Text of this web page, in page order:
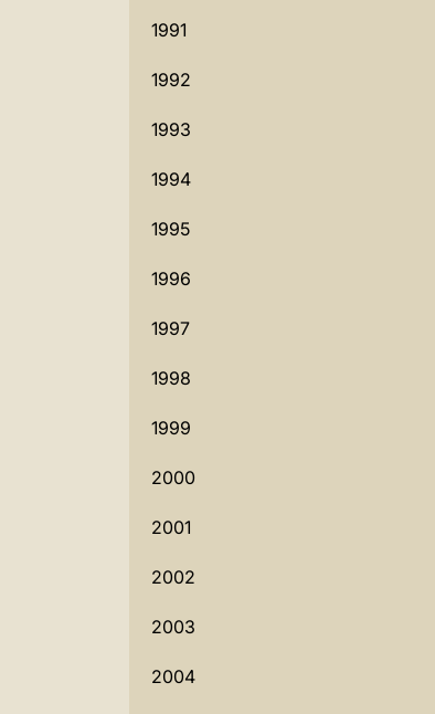
1991
1992
1993
1994
1995
1996
1997
1998
1999
2000
2001
2002
2003
2004